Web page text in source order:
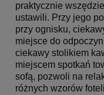
praktycznie
ustawili. Przy jego
przy ognisku,
miejsce do
ciekawy stolikiem
miejscem spotkań
sofą, pozwoli na
różnych wzorów